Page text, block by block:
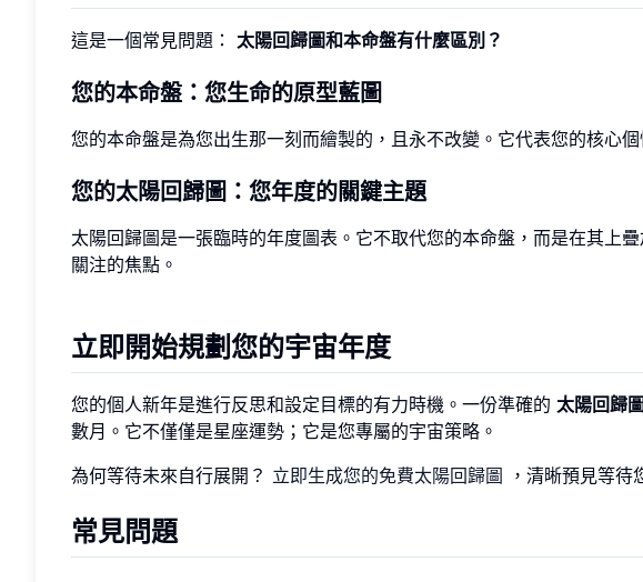
這是一個常見問題： 太陽回歸圖和本命盤有什麼區別？
您的本命盤：您生命的原型藍圖
您的本命盤是為您出生那一刻而繪製的，且永不改變。它代表您的核心
您的太陽回歸圖：您年度的關鍵主題
太陽回歸圖是一張臨時的年度圖表。它不取代您的本命盤，而是在其上
關注的焦點。
立即開始規劃您的宇宙年度
您的個人新年是進行反思和設定目標的有力時機。一份準確的 太陽回歸
數月。它不僅僅是星座運勢；它是您專屬的宇宙策略。
為何等待未來自行展開？ 立即生成您的免費太陽回歸圖 ，清晰預見等待
常見問題